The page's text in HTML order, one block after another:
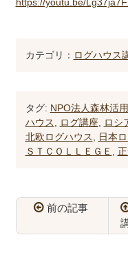
https://youtu.be/
カテゴリ： ログハウス
タグ: NPO法人森林活
ハウス, ログ講座, ロシ
北欧ログハウス, 日本
ＳＴＣＯＬＬＥＧＥ ,
前の記事